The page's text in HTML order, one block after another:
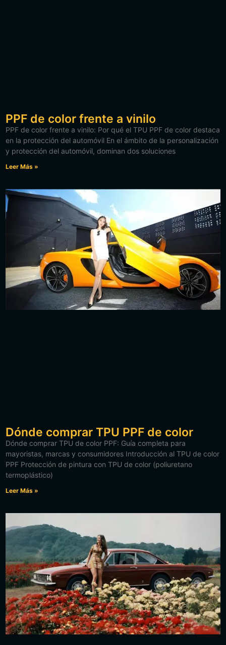
PPF de color frente a vinilo
PPF de color frente a vinilo: Por qué el TPU PPF de color destaca
en la protección del automóvil En el ámbito de la personalización
y protección del automóvil, dominan dos soluciones
Leer Más »
Dónde comprar TPU PPF de color
Dónde comprar TPU de color PPF: Guía completa para
mayoristas, marcas y consumidores Introducción al TPU de color
PPF Protección de pintura con TPU de color (poliuretano
termoplástico)
Leer Más »